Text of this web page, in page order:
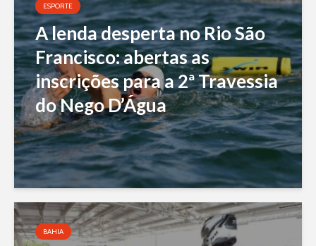
ESPORTE
A lenda desperta no Rio São
Francisco: abertas as
inscrições para a 2ª Travessia
do Nego D’Água
BAHIA